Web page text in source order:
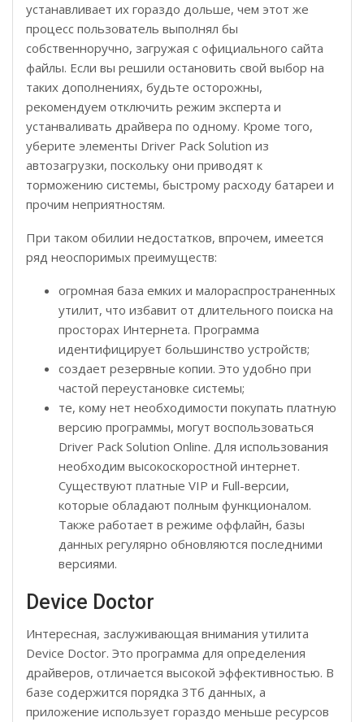
устанавливает их гораздо дольше, чем этот же
процесс пользователь выполнял бы
собственноручно, загружая с официального сайта
файлы. Если вы решили остановить свой выбор на
таких дополнениях, будьте осторожны,
рекомендуем отключить режим эксперта и
устанваливать драйвера по одному. Кроме того,
уберите элементы Driver Pack Solution из
автозагрузки, поскольку они приводят к
торможению системы, быстрому расходу батареи и
прочим неприятностям.
При таком обилии недостатков, впрочем, имеется
ряд неоспоримых преимуществ:
огромная база емких и малораспространенных
утилит, что избавит от длительного поиска на
просторах Интернета. Программа
идентифицирует большинство устройств;
создает резервные копии. Это удобно при
частой переустановке системы;
те, кому нет необходимости покупать платную
версию программы, могут воспользоваться
Driver Pack Solution Online. Для использования
необходим высокоскоростной интернет.
Существуют платные VIP и Full-версии,
которые обладают полным функционалом.
Также работает в режиме оффлайн, базы
данных регулярно обновляются последними
версиями.
Device Doctor
Интересная, заслуживающая внимания утилита
Device Doctor. Это программа для определения
драйверов, отличается высокой эффективностью. В
базе содержится порядка 3Тб данных, а
приложение использует гораздо меньше ресурсов